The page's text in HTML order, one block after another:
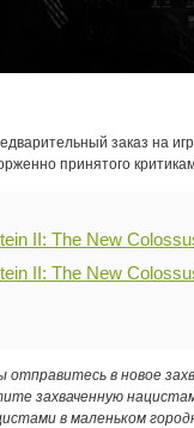
заказ на
принятого
II: The New
II: The New
отправитесь в новое
захваченную
в маленьком